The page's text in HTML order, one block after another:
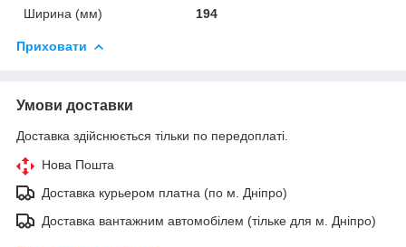
Ширина (мм)
194
Приховати
Умови доставки
Доставка здійснюється тільки по передоплаті.
Нова Пошта
Доставка курьером платна (по м. Дніпро)
Доставка вантажним автомобілем (тільке для м. Дніпро)